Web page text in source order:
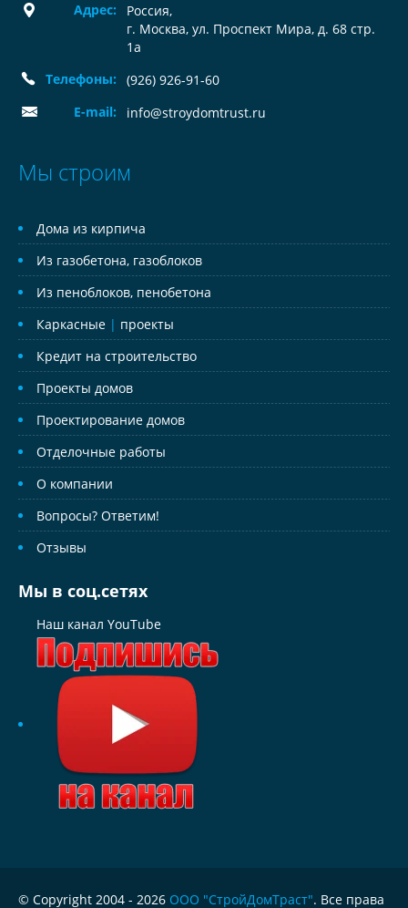
Адрес: Россия,
г. Москва, ул. Проспект Мира, д. 68 стр.
1а
Телефоны:
(926) 926-91-60
E-mail:
info@stroydomtrust.ru
Мы строим
Дома из кирпича
Из газобетона, газоблоков
Из пеноблоков, пенобетона
Каркасные | проекты
Кредит на строительство
Проекты домов
Проектирование домов
Отделочные работы
О компании
Вопросы? Ответим!
Отзывы
Мы в соц.сетях
Наш канал YouTube
© Copyright 2004 - 2026 ООО "СтройДомТраст". Все права